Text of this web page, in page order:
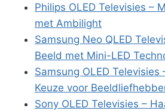
Philips OLED Televisies –
met Ambilight
Samsung Neo QLED
Beeld met Mini-LED
Samsung OLED Televisies
Keuze voor
Sony OLED Televisies –